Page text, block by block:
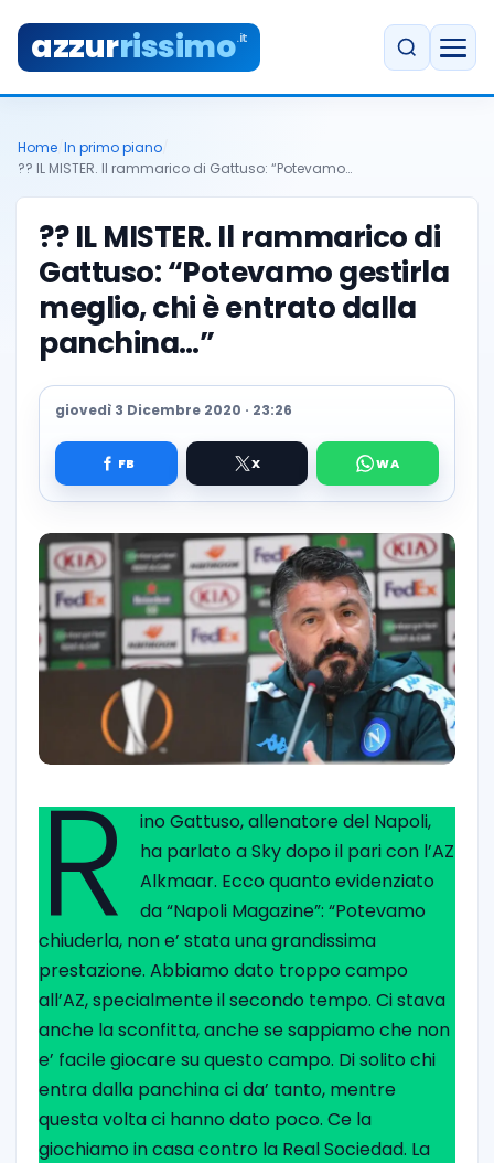
azzurrissimo.it
Home In primo piano
?? IL MISTER. Il rammarico di Gattuso: “Potevamo…
?? IL MISTER. Il rammarico di
Gattuso: “Potevamo gestirla
meglio, chi è entrato dalla
panchina…”
giovedì 3 Dicembre 2020 · 23:26
R ino Gattuso, allenatore del Napoli,
ha parlato a Sky dopo il pari con l’AZ
Alkmaar. Ecco quanto evidenziato
da “Napoli Magazine”: “Potevamo
chiuderla, non e’ stata una grandissima
prestazione. Abbiamo dato troppo campo
all’AZ, specialmente il secondo tempo. Ci stava
anche la sconfitta, anche se sappiamo che non
e’ facile giocare su questo campo. Di solito chi
entra dalla panchina ci da’ tanto, mentre
questa volta ci hanno dato poco. Ce la
giochiamo in casa contro la Real Sociedad. La